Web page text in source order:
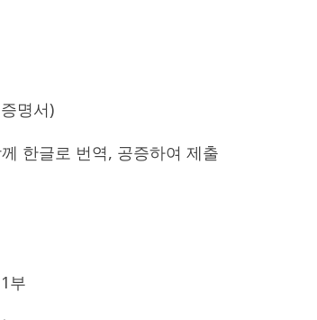
명서)
한글로 번역, 공증하여 제출
부